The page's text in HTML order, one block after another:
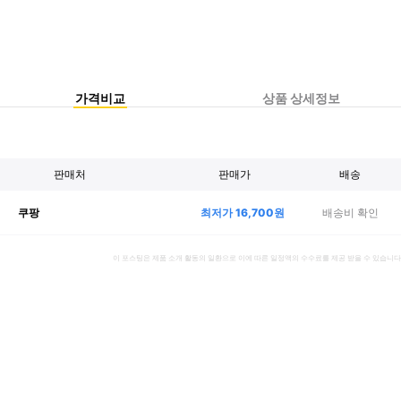
가격비교 상품 상세정보
판매처 판매가 배송
쿠팡 최저가16,700원 배송비 확인
이 포스팅은 제품 소개 활동의 일환으로 이에 따른 일정액의 수수료를 제공 받을 수 있습니다